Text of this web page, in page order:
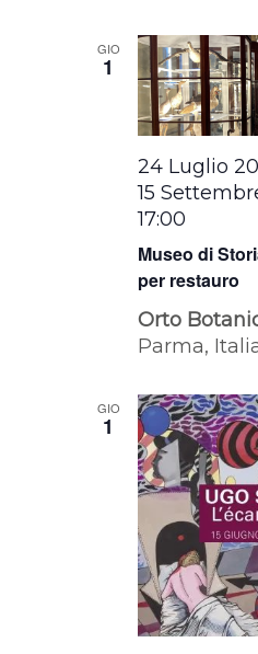
GIO
1
Museo di
per restauro
24 Luglio
15
17:00
Orto
Parma,
GIO
1